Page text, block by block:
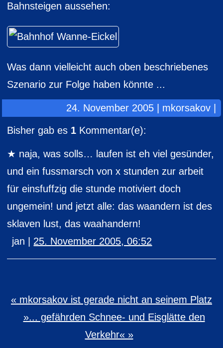
Bahnsteigen aussehen:
Was dann vielleicht auch oben beschriebenes
Szenario zur Folge haben könnte ...
24. November 2005 | mkorsakov |
Bisher gab es 1 Kommentar(e):
naja, was solls… laufen ist eh viel gesünder,
und ein fussmarsch von x stunden zur arbeit
für einsfuffzig die stunde motiviert doch
ungemein! und jetzt alle: das waandern ist des
sklaven lust, das waahandern!
jan | 25. November 2005, 06:52
« mkorsakov ist gerade nicht an seinem Platz
»... gefährden Schnee- und Eisglätte den
Verkehr« »